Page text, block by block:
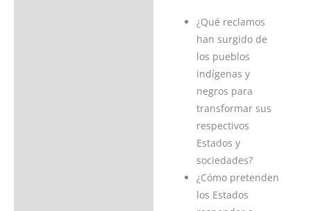
¿Qué reclamos
han surgido de
los pueblos
indígenas y
negros para
transformar sus
respectivos
Estados y
sociedades?
¿Cómo pretenden
los Estados